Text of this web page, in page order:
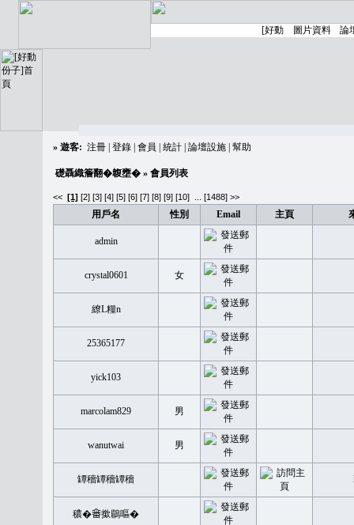
» 遊客: 注冊 登錄 會員 統計 論壇設施 幫助
礎聶織簷翻�䪖壅� » 會員列表
<< [1] [2] [3] [4] [5] [6] [7] [8] [9] [10] [1488] >>
用戶名 性別 Email 主頁
admin
crystal0601 女
繚L糧n
25365177
yick103
marcolam829 男
wanutwai 男
罈穡罈穡罈穡
穠�𤲞撳鶥嘔�